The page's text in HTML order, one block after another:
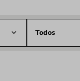
Todos